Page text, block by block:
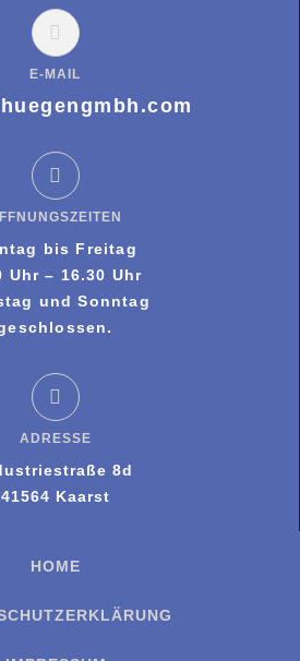
E-MAIL
bis Freitag
Uhr – 16.30 Uhr
und Sonntag
ADRESSE
8d
41564 Kaarst
HOME